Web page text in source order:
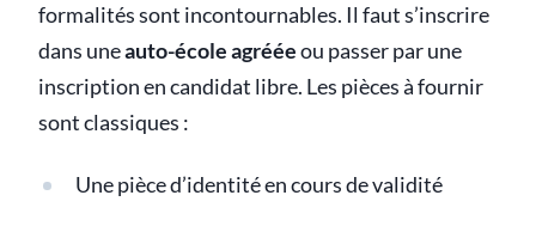
formalités sont incontournables. Il faut s’inscrire
dans uneauto-école agrééeou passer par une
inscription en candidat libre. Les pièces à fournir
sont classiques :
Une pièce d’identité en cours de validité